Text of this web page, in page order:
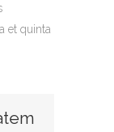
et quinta